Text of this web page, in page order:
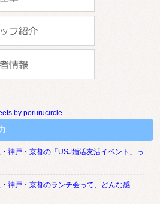
by porurucircle
神戸・京都の「USJ婚活友活イベント」っ
神戸・京都のランチ会って、どんな感